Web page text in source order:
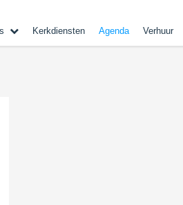
Kerkdiensten Agenda Verhuur